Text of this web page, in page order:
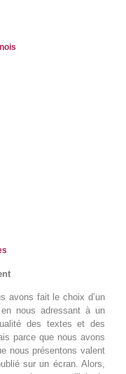
avons fait le choix d’un
nous adressant à un
des textes et des
parce que nous avons
nous présentons valent
sur un écran. Alors,